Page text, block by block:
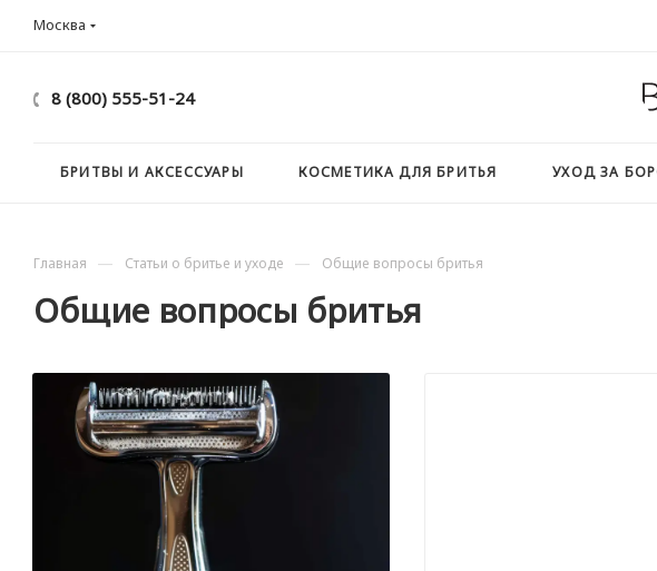
Москва
8 (800) 555-51-24
БРИТВЫ И АКСЕССУАРЫ КОСМЕТИКА ДЛЯ БРИТЬЯ УХОД ЗА
Главная — Статьи о бритье и уходе — Общие вопросы бритья
Общие вопросы бритья